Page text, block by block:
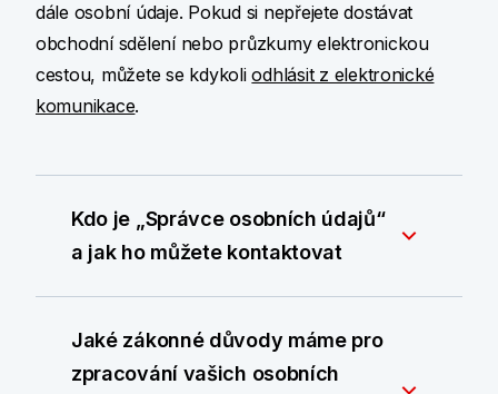
dále osobní údaje. Pokud si nepřejete dostávat
obchodní sdělení nebo průzkumy elektronickou
cestou, můžete se kdykoliodhlásit z elektronické
komunikace.
Kdo je „Správce osobních údajů“
a jak ho můžete kontaktovat
Jaké zákonné důvody máme pro
zpracování vašich osobních